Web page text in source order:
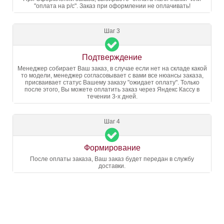
"оплата на р/с". Заказ при оформлении не оплачивать!
Шаг 3
Подтверждение
Менеджер собирает Ваш заказ, в случае если нет на складе какой
то модели, менеджер согласовывает с вами все нюансы заказа,
присваивает статус Вашему заказу "ожидает оплату". Только
после этого, Вы можете оплатить заказ через Яндекс Кассу в
течении 3-х дней.
Шаг 4
Формирование
После оплаты заказа, Ваш заказ будет передан в службу
доставки.